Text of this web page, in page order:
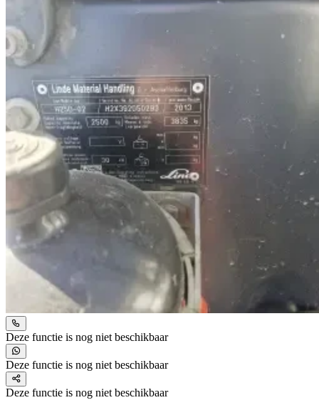
Deze functie is nog niet beschikbaar
Deze functie is nog niet beschikbaar
Deze functie is nog niet beschikbaar